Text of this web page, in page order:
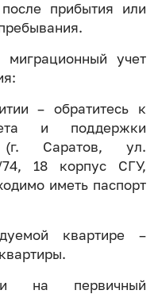
прибытия или
миграционный учет
– обратитесь к
и поддержки
(г. Саратов, ул.
18 корпус СГУ,
иметь паспорт
квартире –
на первичный